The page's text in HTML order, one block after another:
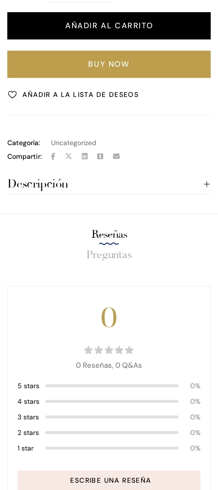
AÑADIR AL CARRITO
BUY NOW
AÑADIR A LA LISTA DE DESEOS
Categoría:
Uncategorized
Compartir:
Descripción
Reseñas
Preguntas
0
0 Reseñas, 0 Q&As
5 stars
0%
4 stars
0%
3 stars
0%
2 stars
0%
1 star
0%
ESCRIBE UNA RESEÑA